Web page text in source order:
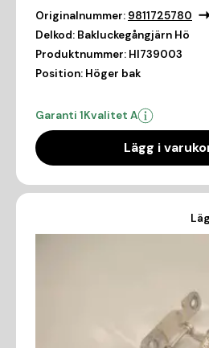
Originalnummer: 9811725780
Delkod: Bakluckegångjärn Hö
Produktnummer: HI739003
Position: Höger bak
Garanti 1Kvalitet A
Lägg i